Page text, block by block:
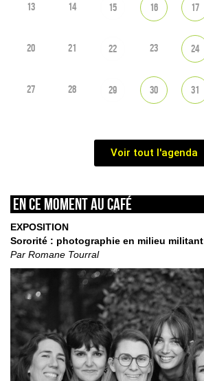
13 14 15 16 17
20 21 22 23 24
27 28 29 30 31
Voir tout l'agenda
En ce moment au café
EXPOSITION
Sororité : photographie en milieu militant
Par Romane Tourral